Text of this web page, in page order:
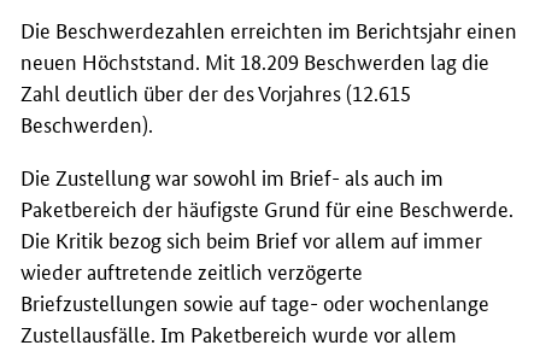
Die Beschwerdezahlen erreichten im Berichtsjahr einen
neuen Höchststand. Mit 18.209 Beschwerden lag die
Zahl deutlich über der des Vorjahres (12.615
Beschwerden).
Die Zustellung war sowohl im Brief- als auch im
Paketbereich der häufigste Grund für eine Beschwerde.
Die Kritik bezog sich beim Brief vor allem auf immer
wieder auftretende zeitlich verzögerte
Briefzustellungen sowie auf tage- oder wochenlange
Zustellausfälle. Im Paketbereich wurde vor allem